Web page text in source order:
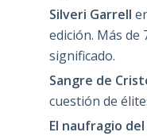
Silveri Garrell
edición. Más de
significado.
Sangre de
cuestión de
El naufragio